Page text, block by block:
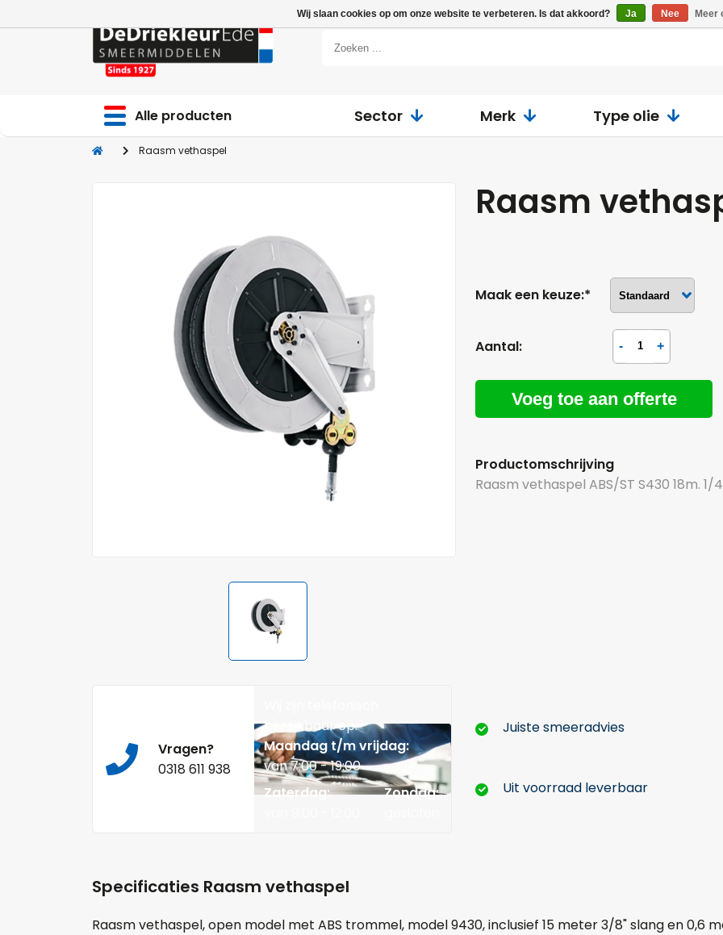
Alle producten Sector Merk Type olie
Raasm vethaspel
Raasm
Maak een keuze:*
Aantal:
Voeg toe aan offerte
Productomschrijving
Raasm vethaspel ABS/ST S430 18m. 1/
Vragen?
0318 611 938
bereikbaar op:
Maandag t/m vrijdag:
van 7:00 - 19:00
Zaterdag:
Zondag:
Juiste smeeradvies
Uit voorraad leverbaar
Specificaties Raasm vethaspel
Raasm vethaspel, open model met ABS trommel, model 9430, inclusief 15 meter 3/8" slang en 0,6
Hoeveel liter*:
Wij slaan cookies op om onze website te verbeteren. Is dat akkoord? Ja Nee Meer